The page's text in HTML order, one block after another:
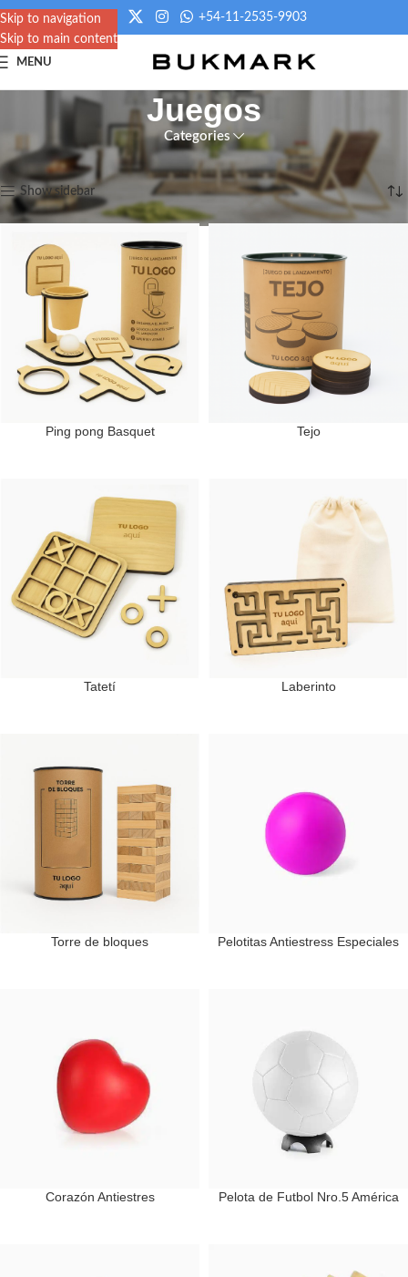
Skip to navigation
Skip to main content
+54-11-2535-9903
MENU
Juegos
Categories
Inicio/ Juegos Mostrando 1–12 de 13 resultados
Show sidebar
Ping pong Basquet Tejo
Tatetí Laberinto
Torre de bloques Pelotitas Antiestress Especiales
Corazón Antiestres Pelota de Futbol Nro.5 América